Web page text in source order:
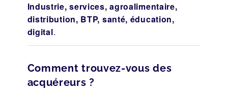
Industrie, services, agroalimentaire,
distribution, BTP, santé, éducation,
digital.
Comment trouvez-vous des
acquéreurs ?